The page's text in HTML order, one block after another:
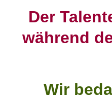
Der
während
Wir